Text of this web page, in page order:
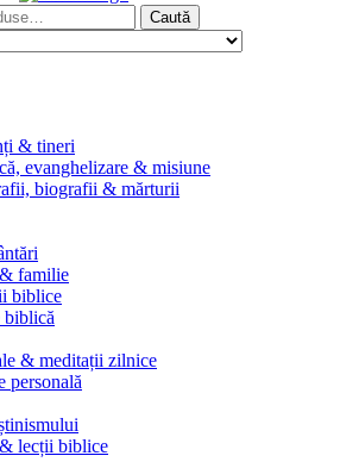
Caută
& tineri
evanghelizare & misiune
biografii & mărturii
familie
biblice
biblică
& meditații zilnice
personală
lecții biblice